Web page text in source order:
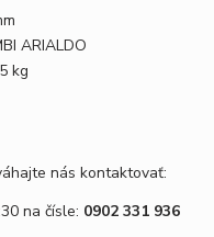
ARIALDO
kg
nás kontaktovať:
na čísle: 0902 331 936